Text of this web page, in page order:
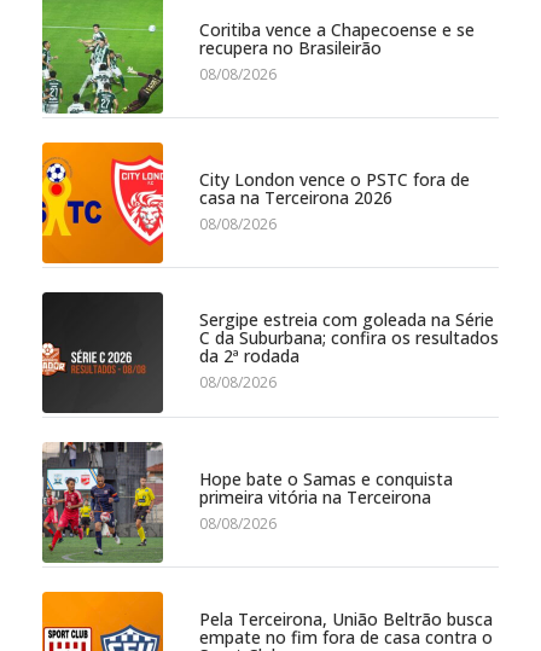
Coritiba vence a Chapecoense e se
recupera no Brasileirão
08/08/2026
City London vence o PSTC fora de
casa na Terceirona 2026
08/08/2026
Sergipe estreia com goleada na Série
C da Suburbana; confira os resultados
da 2ª rodada
08/08/2026
Hope bate o Samas e conquista
primeira vitória na Terceirona
08/08/2026
Pela Terceirona, União Beltrão busca
empate no fim fora de casa contra o